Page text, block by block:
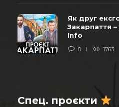
Як друг
Закарпаття –
Info
0 1763
Спец. проєкти